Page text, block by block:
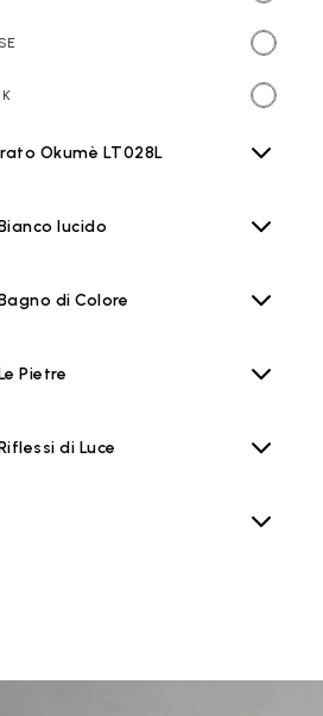
Okumè LT028L
lucido
di Colore
Pietre
di Luce